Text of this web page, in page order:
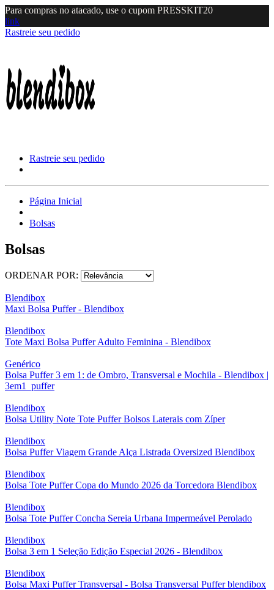
Para compras no atacado, use o cupom PRESSKIT20
link
Rastreie seu pedido
Rastreie seu pedido
Página Inicial
Bolsas
Bolsas
ORDENAR POR:
Blendibox
Maxi Bolsa Puffer - Blendibox
Blendibox
Tote Maxi Bolsa Puffer Adulto Feminina - Blendibox
Genérico
Bolsa Puffer 3 em 1: de Ombro, Transversal e Mochila - Blendibox |
3em1_puffer
Blendibox
Bolsa Utility Note Tote Puffer Bolsos Laterais com Zíper
Blendibox
Bolsa Puffer Viagem Grande Alça Listrada Oversized Blendibox
Blendibox
Bolsa Tote Puffer Copa do Mundo 2026 da Torcedora Blendibox
Blendibox
Bolsa Tote Puffer Concha Sereia Urbana Impermeável Perolado
Blendibox
Bolsa 3 em 1 Seleção Edição Especial 2026 - Blendibox
Blendibox
Bolsa Maxi Puffer Transversal - Bolsa Transversal Puffer blendibox